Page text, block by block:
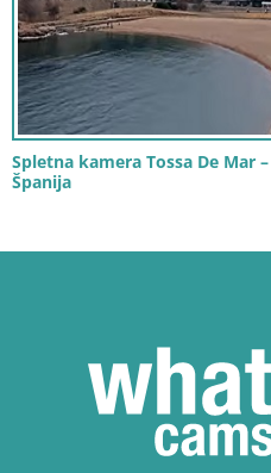
Spletna kamera Tossa De Mar
Španija